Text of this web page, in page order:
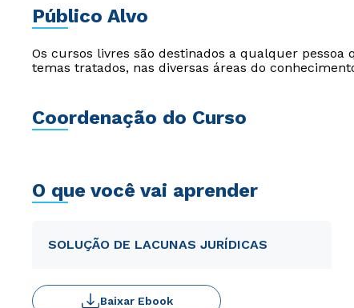
Público Alvo
Os cursos livres são destinados a qualquer
temas tratados, nas diversas áreas do
Coordenação do Curso
O que você vai aprender
SOLUÇÃO DE LACUNAS JURÍDICAS
Baixar Ebook